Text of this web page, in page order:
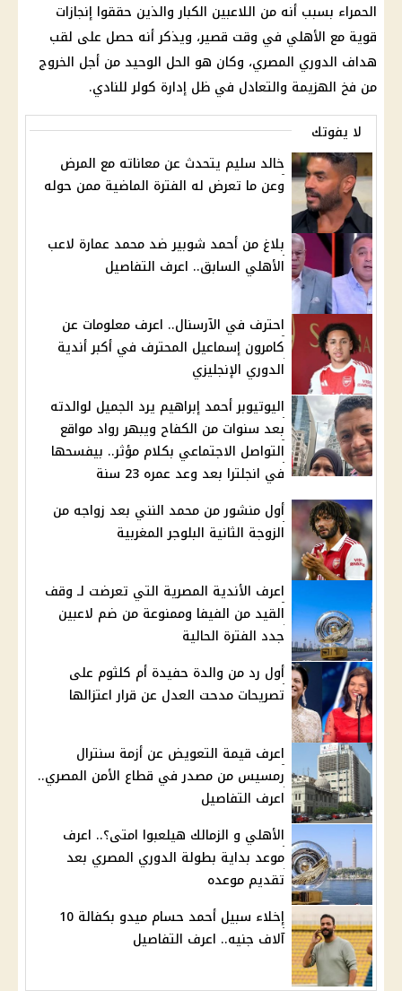
الحمراء بسبب أنه من اللاعبين الكبار والذين حققوا إنجازات
قوية مع الأهلي في وقت قصير، ويذكر أنه حصل على لقب
هداف الدوري المصري، وكان هو الحل الوحيد من أجل الخروج
من فخ الهزيمة والتعادل في ظل إدارة كولر للنادي.
لا يفوتك
خالد سليم يتحدث عن معاناته مع المرض
وعن ما تعرض له الفترة الماضية ممن حوله
بلاغ من أحمد شوبير ضد محمد عمارة لاعب
الأهلي السابق.. اعرف التفاصيل
احترف في الآرسنال.. اعرف معلومات عن
كامرون إسماعيل المحترف في أكبر أندية
الدوري الإنجليزي
اليوتيوبر أحمد إبراهيم يرد الجميل لوالدته
بعد سنوات من الكفاح ويبهر رواد مواقع
التواصل الاجتماعي بكلام مؤثر.. بيفسحها
في انجلترا بعد وعد عمره 23 سنة
أول منشور من محمد النني بعد زواجه من
الزوجة الثانية البلوجر المغربية
اعرف الأندية المصرية التي تعرضت لـ وقف
القيد من الفيفا وممنوعة من ضم لاعبين
جدد الفترة الحالية
أول رد من والدة حفيدة أم كلثوم على
تصريحات مدحت العدل عن قرار اعتزالها
اعرف قيمة التعويض عن أزمة سنترال
رمسيس من مصدر في قطاع الأمن المصري..
اعرف التفاصيل
الأهلي و الزمالك هيلعبوا امتى؟.. اعرف
موعد بداية بطولة الدوري المصري بعد
تقديم موعده
إخلاء سبيل أحمد حسام ميدو بكفالة 10
آلاف جنيه.. اعرف التفاصيل